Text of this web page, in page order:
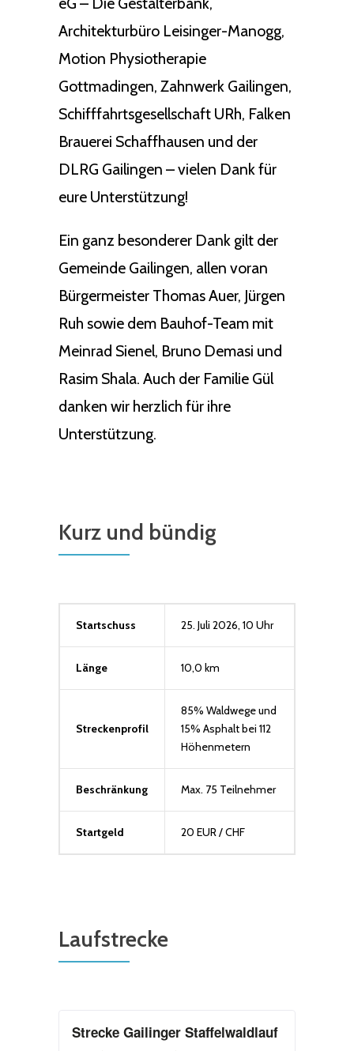
Architekturbüro Leisinger-Manogg,
Motion Physiotherapie
Gottmadingen, Zahnwerk Gailingen,
Schifffahrtsgesellschaft URh, Falken
Brauerei Schaffhausen und der
DLRG Gailingen – vielen Dank für
eure Unterstützung!
Ein ganz besonderer Dank gilt der
Gemeinde Gailingen, allen voran
Bürgermeister Thomas Auer, Jürgen
Ruh sowie dem Bauhof-Team mit
Meinrad Sienel, Bruno Demasi und
Rasim Shala. Auch der Familie Gül
danken wir herzlich für ihre
Unterstützung.
Kurz und bündig
Startschuss 25. Juli 2026, 10 Uhr
Länge 10,0 km
Streckenprofil
85% Waldwege und
15% Asphalt bei 112
Höhenmetern
Beschränkung Max. 75 Teilnehmer
Startgeld 20 EUR / CHF
Laufstrecke